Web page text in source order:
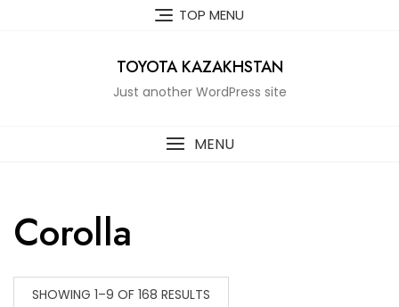
TOP MENU
TOYOTA KAZAKHSTAN
Just another WordPress site
MENU
Corolla
SHOWING 1–9 OF 168 RESULTS